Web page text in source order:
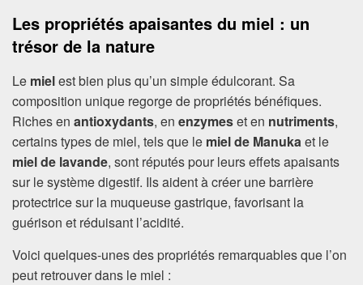
Les propriétés apaisantes du miel : un
trésor de la nature
Le mielest bien plus qu’un simple édulcorant. Sa
composition unique regorge de propriétés bénéfiques.
Riches en antioxydants, en enzymeset en nutriments,
certains types de miel, tels que le miel de Manukaet le
miel de lavande, sont réputés pour leurs effets apaisants
sur le système digestif. Ils aident à créer une barrière
protectrice sur la muqueuse gastrique, favorisant la
guérison et réduisant l’acidité.
Voici quelques-unes des propriétés remarquables que l’on
peut retrouver dans le miel :